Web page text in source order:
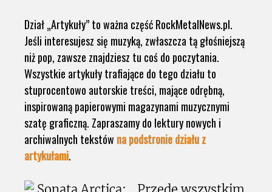
Dział „Artykuły” to ważna część RockMetalNews.pl.
Jeśli interesujesz się muzyką, zwłaszcza tą głośniejszą
niż pop, zawsze znajdziesz tu coś do poczytania.
Wszystkie artykuły trafiające do tego działu to
stuprocentowo autorskie treści, mające odrębną,
inspirowaną papierowymi magazynami muzycznymi
szatę graficzną. Zapraszamy do lektury nowych i
archiwalnych tekstów na podstronie działu z
artykułami.